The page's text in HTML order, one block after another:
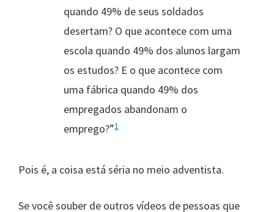
quando 49% de seus soldados
desertam? O que acontece com uma
escola quando 49% dos alunos largam
os estudos? E o que acontece com
uma fábrica quando 49% dos
empregados abandonam o
emprego?”1
Pois é, a coisa está séria no meio adventista.
Se você souber de outros vídeos de pessoas que